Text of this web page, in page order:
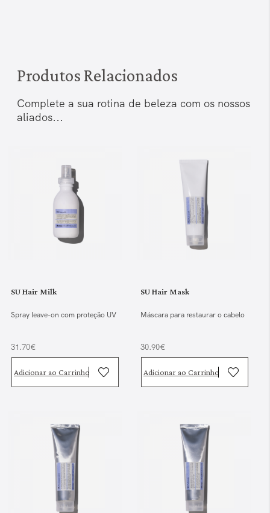
Produtos Relacionados
Complete a sua rotina de beleza com os nossos
aliados...
SU Hair Milk
Spray leave-on com proteção UV
31.70€
Adicionar ao Carrinho
SU Hair Mask
Máscara para restaurar o cabelo
30.90€
Adicionar ao Carrinho